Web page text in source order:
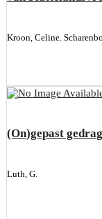
Kroon, Celine.
(On)gepast
Luth, G.